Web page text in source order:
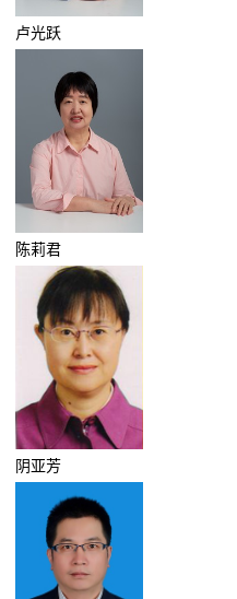
卢光跃
陈莉君
阴亚芳